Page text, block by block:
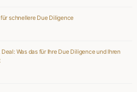
schnellere Due Diligence
Was das für Ihre Due Diligence und Ihren